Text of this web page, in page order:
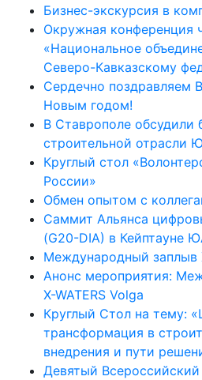
Бизнес-экскурсия в
Окружная конференция
«Национальное
Северо-Кавказскому
Сердечно поздравляем
Новым годом!
В Ставрополе обсудили
строительной отрасли
Круглый стол
России»
Обмен опытом с
Саммит Альянса
(G20-DIA) в Кейптауне
Международный заплыв
Анонс мероприятия:
X-WATERS Volga
Круглый Стол на тему:
трансформация в
внедрения и пути
Девятый